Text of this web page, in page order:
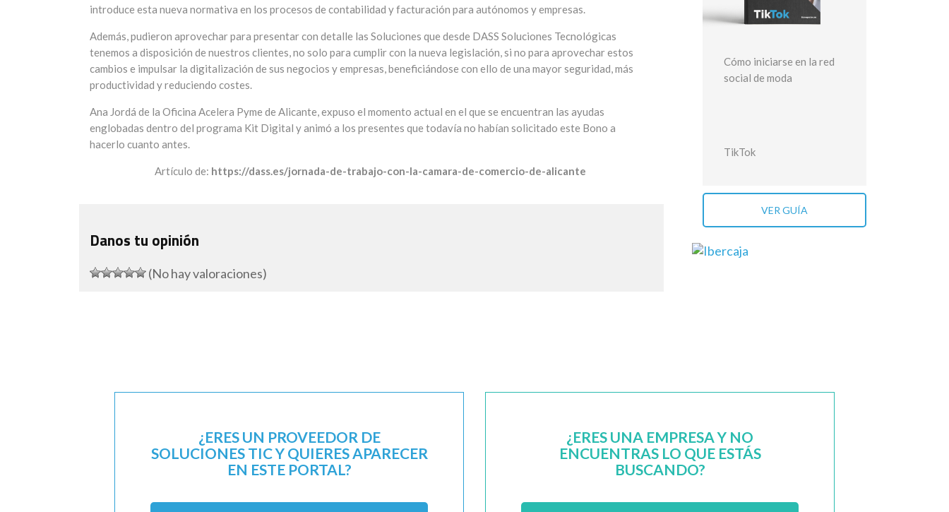
introduce esta nueva normativa en los procesos de contabilidad y facturación para autónomos y empresas.
Además, pudieron aprovechar para presentar con detalle las Soluciones que desde DASS Soluciones Tecnológicas
tenemos a disposición de nuestros clientes, no solo para cumplir con la nueva legislación, si no para aprovechar estos
cambios e impulsar la digitalización de sus negocios y empresas, beneficiándose con ello de una mayor seguridad, más
productividad y reduciendo costes.
Ana Jordá de la Oficina Acelera Pyme de Alicante, expuso el momento actual en el que se encuentran las ayudas
englobadas dentro del programa Kit Digital y animó a los presentes que todavía no habían solicitado este Bono a
hacerlo cuanto antes.
Artículo de: https://dass.es/jornada-de-trabajo-con-la-camara-de-comercio-de-alicante
Danos tu opinión
(No hay valoraciones)
Cómo iniciarse en la red
social de moda
TikTok
VER GUÍA
¿ERES UN PROVEEDOR DE
SOLUCIONES TIC Y QUIERES APARECER
EN ESTE PORTAL?
¿ERES UNA EMPRESA Y NO
ENCUENTRAS LO QUE ESTÁS
BUSCANDO?